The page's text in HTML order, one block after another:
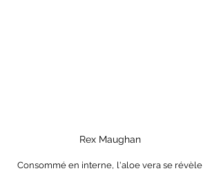
Rex Maughan
Consommé en interne, l'aloe vera se révèle